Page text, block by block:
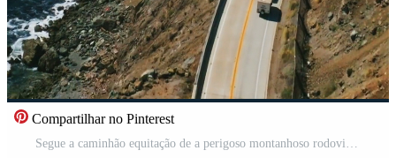
Compartilhar no Pinterest